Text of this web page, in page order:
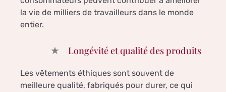
la vie de milliers de travailleurs dans le monde
entier.
Longévité et qualité des produits
Les vêtements éthiques sont souvent de
meilleure qualité, fabriqués pour durer, ce qui